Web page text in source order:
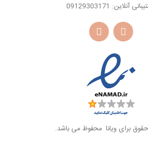
آنلاین: 09129303171
برای ویانا محفوظ می باشد.